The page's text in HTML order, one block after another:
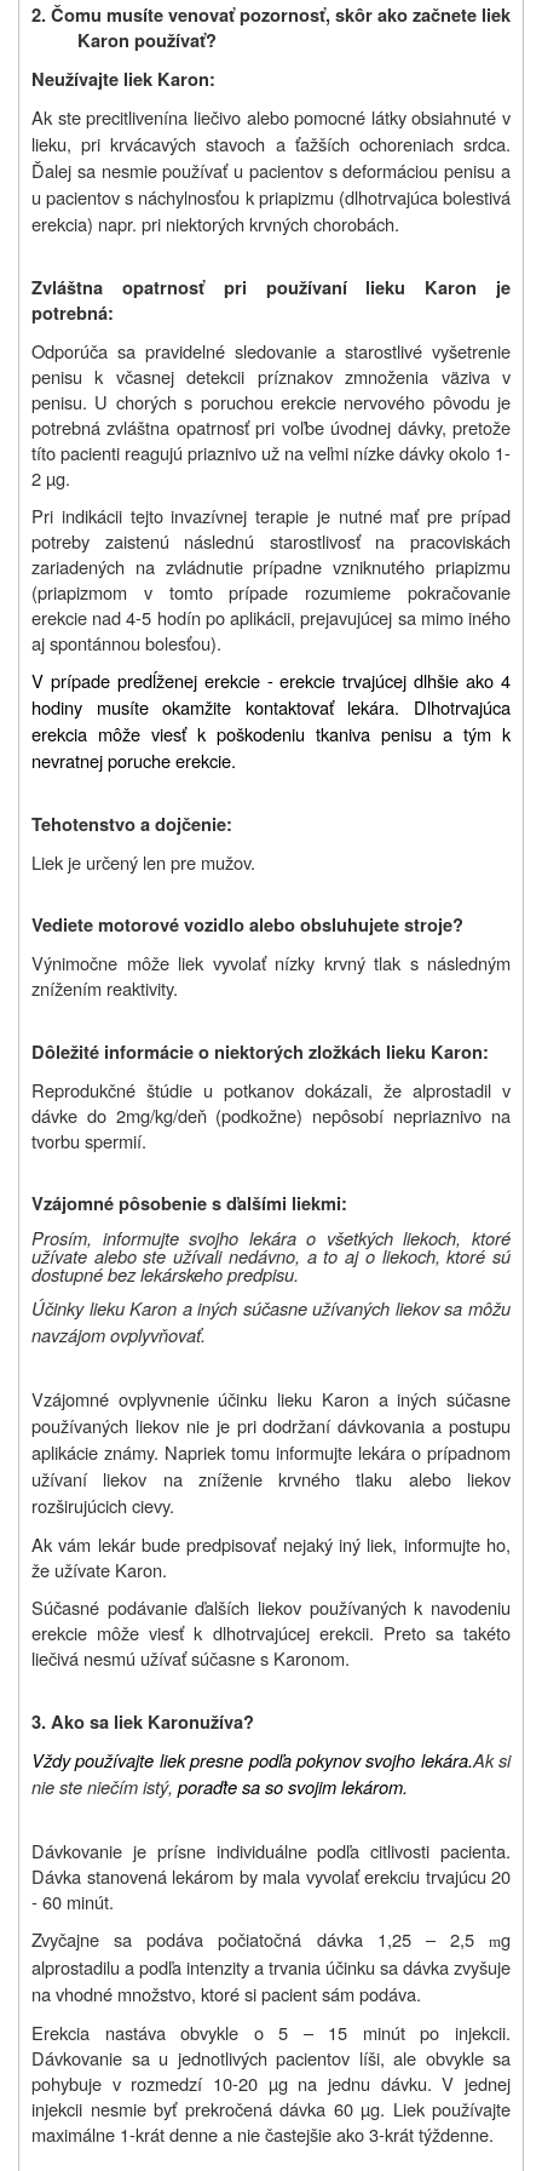
2. Čomu musíte venovať pozornosť, skôr ako začnete liek
Karon používať?
Neužívajte liek Karon:
Ak ste precitlivenína liečivo alebo pomocné látky obsiahnuté v
lieku, pri krvácavých stavoch a ťažších ochoreniach srdca.
Ďalej sa nesmie používať u pacientov s deformáciou penisu a
u pacientov s náchylnosťou k priapizmu (dlhotrvajúca bolestivá
erekcia) napr. pri niektorých krvných chorobách.
Zvláštna opatrnosť pri používaní lieku Karon je
potrebná:
Odporúča sa pravidelné sledovanie a starostlivé vyšetrenie
penisu k včasnej detekcii príznakov zmnoženia väziva v
penisu. U chorých s poruchou erekcie nervového pôvodu je
potrebná zvláštna opatrnosť pri voľbe úvodnej dávky, pretože
títo pacienti reagujú priaznivo už na veľmi nízke dávky okolo 1-
2 µg.
Pri indikácii tejto invazívnej terapie je nutné mať pre prípad
potreby zaistenú následnú starostlivosť na pracoviskách
zariadených na zvládnutie prípadne vzniknutého priapizmu
(priapizmom v tomto prípade rozumieme pokračovanie
erekcie nad 4-5 hodín po aplikácii, prejavujúcej sa mimo iného
aj spontánnou bolesťou).
V prípade predĺženej erekcie - erekcie trvajúcej dlhšie ako 4
hodiny musíte okamžite kontaktovať lekára. Dlhotrvajúca
erekcia môže viesť k poškodeniu tkaniva penisu a tým k
nevratnej poruche erekcie.
Tehotenstvo a dojčenie:
Liek je určený len pre mužov.
Vediete motorové vozidlo alebo obsluhujete stroje?
Výnimočne môže liek vyvolať nízky krvný tlak s následným
znížením reaktivity.
Dôležité informácie o niektorých zložkách lieku Karon:
Reprodukčné štúdie u potkanov dokázali, že alprostadil v
dávke do 2mg/kg/deň (podkožne) nepôsobí nepriaznivo na
tvorbu spermií.
Vzájomné pôsobenie s ďalšími liekmi:
Prosím, informujte svojho lekára o všetkých liekoch, ktoré
užívate alebo ste užívali nedávno, a to aj o liekoch, ktoré sú
dostupné bez lekárskeho predpisu.
Účinky lieku Karon a iných súčasne užívaných liekov sa môžu
navzájom ovplyvňovať.
Vzájomné ovplyvnenie účinku lieku Karon a iných súčasne
používaných liekov nie je pri dodržaní dávkovania a postupu
aplikácie známy. Napriek tomu informujte lekára o prípadnom
užívaní liekov na zníženie krvného tlaku alebo liekov
rozširujúcich cievy.
Ak vám lekár bude predpisovať nejaký iný liek, informujte ho,
že užívate Karon.
Súčasné podávanie ďalších liekov používaných k navodeniu
erekcie môže viesť k dlhotrvajúcej erekcii. Preto sa takéto
liečivá nesmú užívať súčasne s Karonom.
3.Ako sa liek Karonužíva?
Vždy používajte liek presne podľa pokynov svojho lekára.Ak si
nie ste niečím istý, poraďte sa so svojim lekárom.
Dávkovanie je prísne individuálne podľa citlivosti pacienta.
Dávka stanovená lekárom by mala vyvolať erekciu trvajúcu 20
- 60 minút.
Zvyčajne sa podáva počiatočná dávka 1,25 – 2,5
mg
alprostadilu a podľa intenzity a trvania účinku sa dávka zvyšuje
na vhodné množstvo, ktoré si pacient sám podáva.
Erekcia nastáva obvykle o 5 – 15 minút po injekcii.
Dávkovanie sa u jednotlivých pacientov líši, ale obvykle sa
pohybuje v rozmedzí 10-20 µg na jednu dávku. V jednej
injekcii nesmie byť prekročená dávka 60 µg. Liek používajte
maximálne 1-krát denne a nie častejšie ako 3-krát týždenne.